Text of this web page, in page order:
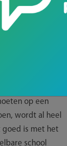
aldus Marijke.
voor het
beleid en
op een
wordt al heel
goed is met het
school